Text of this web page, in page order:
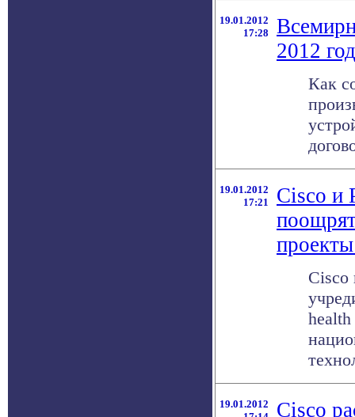
19.01.2012
17:28
2012
Как
19.01.2012
17:21
Cisco и
Cisco
19.01.2012
Cisco